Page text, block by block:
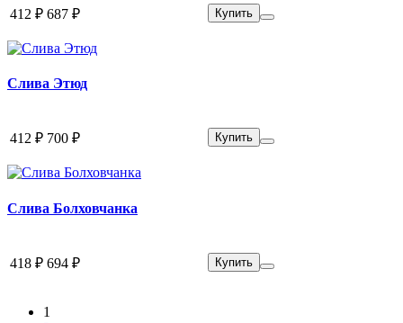
412 ₽ 687 ₽ Купить
Слива Этюд
412 ₽ 700 ₽ Купить
Слива Болховчанка
418 ₽ 694 ₽ Купить
1